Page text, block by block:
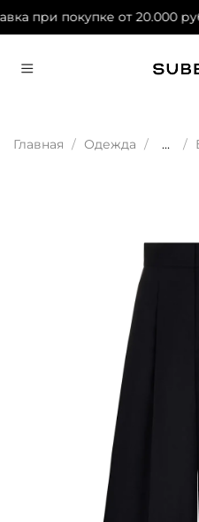
при покупке от 20.000
Главная Одежда ...